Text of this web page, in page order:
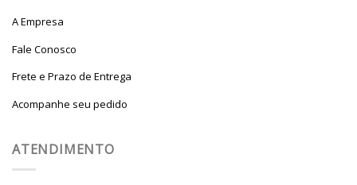
A Empresa
Fale Conosco
Frete e Prazo de Entrega
Acompanhe seu pedido
ATENDIMENTO